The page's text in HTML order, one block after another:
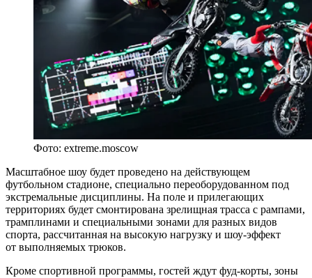
Фото: extreme.moscow
Масштабное шоу будет проведено на действующем
футбольном стадионе, специально переоборудованном под
экстремальные дисциплины. На поле и прилегающих
территориях будет смонтирована зрелищная трасса с рампами,
трамплинами и специальными зонами для разных видов
спорта, рассчитанная на высокую нагрузку и шоу-эффект
от выполняемых трюков.
Кроме спортивной программы, гостей ждут фуд-корты, зоны